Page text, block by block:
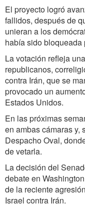
El proyecto logró
fallidos, después de
unieran a los
había sido bloqueada
La votación refleja
republicanos,
contra Irán, que se
provocado un
Estados Unidos.
En las próximas
en ambas cámaras y,
Despacho Oval,
de vetarla.
La decisión del
debate en
de la reciente
Israel contra Irán.